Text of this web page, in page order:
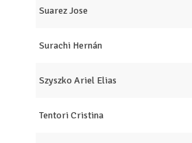
Suarez Jose
Surachi Hernán
Szyszko Ariel Elias
Tentori Cristina